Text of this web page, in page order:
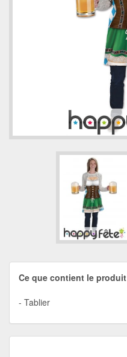
Ce que contient le produit
Tablier